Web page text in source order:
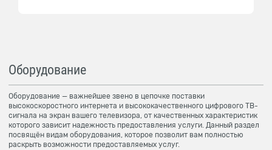
Оборудование
Оборудование — важнейшее звено в цепочке поставки
высокоскоростного интернета и высококачественного цифрового ТВ-
сигнала на экран вашего телевизора, от качественных характеристик
которого зависит надежность предоставления услуги. Данный раздел
посвящён видам оборудования, которое позволит вам полностью
раскрыть возможности предоставляемых услуг.